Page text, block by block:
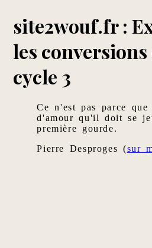
site2wouf.fr :
les
cycle 3
Ce n'est pas parce
d'amour qu'il doit se
première gourde.
Pierre Desproges (sur